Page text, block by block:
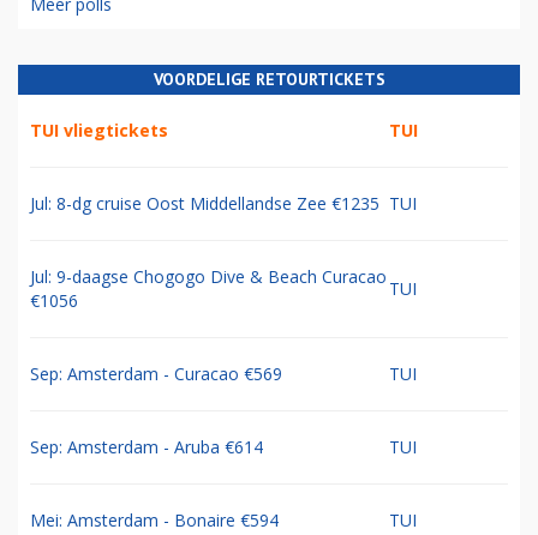
VOORDELIGE RETOURTICKETS
TUI vliegtickets TUI
Jul: 8-dg cruise Oost Middellandse Zee €1235 TUI
Jul: 9-daagse Chogogo Dive & Beach Curacao
€1056
TUI
Sep: Amsterdam - Curacao €569 TUI
Sep: Amsterdam - Aruba €614 TUI
Mei: Amsterdam - Bonaire €594 TUI